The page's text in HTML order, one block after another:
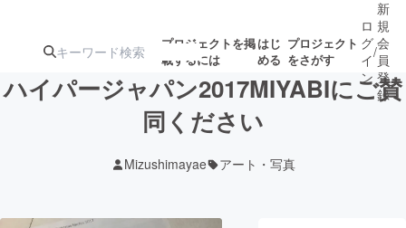
プロジェクトを掲
載するには
はじ
める
プロジェクト
をさがす
ジェクト
募集終了が近いプ
ロジェクト
ロ
グ
イ
ン
/
新
規
会
員
登
録
ハイパージャパン2017MIYABIにご賛
同ください
Mizushimayae アート・写真